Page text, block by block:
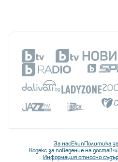
За насЕкипПолитика
Кодекс за поведение на
Информация относно